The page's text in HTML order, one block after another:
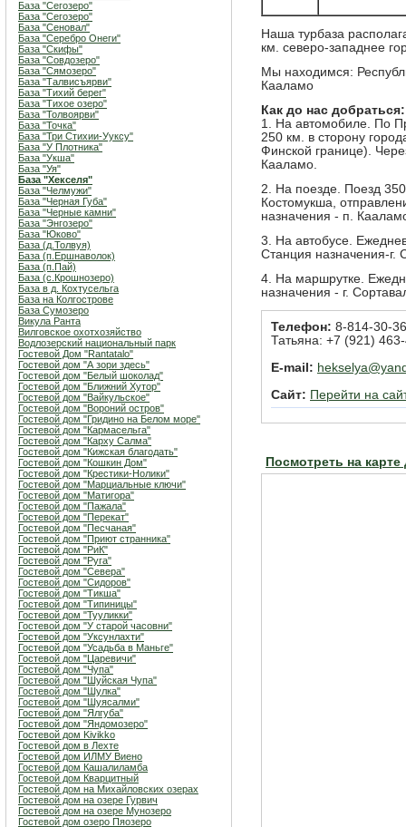
База "Сегозеро"
База "Сегозеро"
База "Сеновал"
База "Серебро Онеги"
База "Скифы"
База "Совдозеро"
База "Сямозеро"
База "Талвисъярви"
База "Тихий берег"
База "Тихое озеро"
База "Толвоярви"
База "Точка"
База "Три Стихии-Ууксу"
База "У Плотника"
База "Укша"
База "Уя"
База "Хекселя"
База "Челмужи"
База "Черная Губа"
База "Черные камни"
База "Энгозеро"
База "Юково"
База (д.Толвуя)
База (п.Ершнаволок)
База (п.Пай)
База (с.Крошнозеро)
База в д. Кохтусельга
База на Колгострове
База Сумозеро
Викула Ранта
Вилговское охотхозяйство
Водлозерский национальный парк
Гостевой Дом "Rantatalo"
Гостевой дом "А зори здесь"
Гостевой дом "Белый шоколад"
Гостевой дом "Ближний Хутор"
Гостевой дом "Вайкульское"
Гостевой дом "Вороний остров"
Гостевой дом "Гридино на Белом море"
Гостевой дом "Кармасельга"
Гостевой дом "Карху Салма"
Гостевой дом "Кижская благодать"
Гостевой дом "Кошкин Дом"
Гостевой дом "Крестики-Нолики"
Гостевой дом "Марциальные ключи"
Гостевой дом "Матигора"
Гостевой дом "Пажала"
Гостевой дом "Перекат"
Гостевой дом "Песчаная"
Гостевой дом "Приют странника"
Гостевой дом "РиК"
Гостевой дом "Руга"
Гостевой дом "Севера"
Гостевой дом "Сидоров"
Гостевой дом "Тикша"
Гостевой дом "Типиницы"
Гостевой дом "Тууликки"
Гостевой дом "У старой часовни"
Гостевой дом "Уксунлахти"
Гостевой дом "Усадьба в Маньге"
Гостевой дом "Царевичи"
Гостевой дом "Чупа"
Гостевой дом "Шуйская Чупа"
Гостевой дом "Шулка"
Гостевой дом "Шуясалми"
Гостевой дом "Ялгуба"
Гостевой дом "Яндомозеро"
Гостевой дом Kivikko
Гостевой дом в Лехте
Гостевой дом ИЛМУ Виено
Гостевой дом Кашалиламба
Гостевой дом Кварцитный
Гостевой дом на Михайловских озерах
Гостевой дом на озере Гурвич
Гостевой дом на озере Мунозеро
Гостевой дом озеро Пяозеро
Наша турбаза
км. северо-западнее
Мы находимся:
Кааламо
Как до нас добраться:
1. На автомобиле. По
250 км. в сторону
Финской границе).
Кааламо.
2. На поезде. Поезд
Костомукша,
назначения - п.
3. На автобусе.
Станция назначения-г.
4. На маршрутке.
назначения - г.
Телефон: 8-814-30-
Татьяна: +7 (921)
E-mail:
Сайт: Перейти на
Посмотреть на